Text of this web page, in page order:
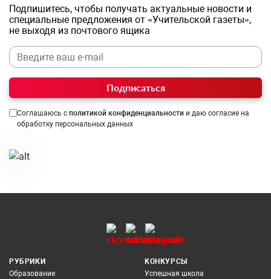
Подпишитесь, чтобы получать актуальные новости и
специальные предложения от «Учительской газеты»,
не выходя из почтового ящика
Подписаться
Соглашаюсь с политикой конфиденциальности и даю согласие на
обработку персональных данных
РУБРИКИ
Образование
КОНКУРСЫ
Успешная школа